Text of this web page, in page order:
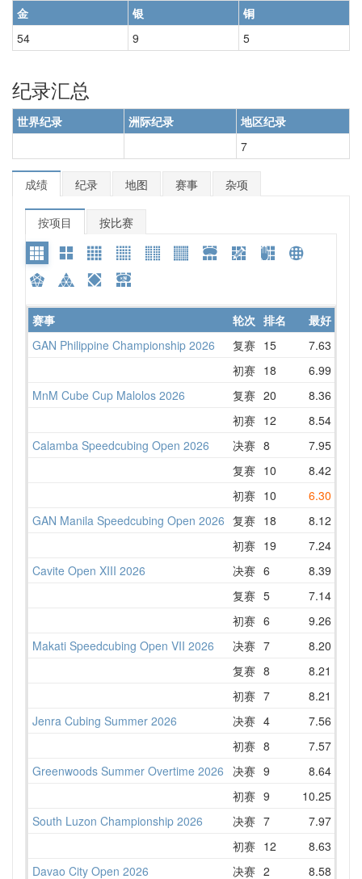
金 银
铜
54
9 5
纪录汇总
世界纪录 洲际纪录
地区纪录
7
成绩 纪录 地图 赛事 杂项
按项目 按比赛
赛事 轮次 排名 最好
GAN Philippine Championship 2026
复赛 15 7.63
初赛 18 6.99
MnM Cube Cup Malolos 2026
复赛 20 8.36
初赛 12 8.54
Calamba Speedcubing Open 2026
决赛 8 7.95
复赛 10 8.42
初赛 10 6.30
GAN Manila Speedcubing Open 2026 复赛 18 8.12
初赛 19 7.24
Cavite Open XIII 2026
决赛 6 8.39
复赛 5 7.14
初赛 6 9.26
Makati Speedcubing Open VII 2026
决赛 7 8.20
复赛 8 8.21
初赛 7 8.21
Jenra Cubing Summer 2026
决赛 4 7.56
初赛 8 7.57
Greenwoods Summer Overtime 2026
决赛 9 8.64
初赛 9 10.25
South Luzon Championship 2026
决赛 7 7.97
初赛 12 8.63
Davao City Open 2026
决赛 2 8.58